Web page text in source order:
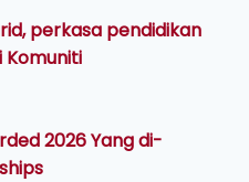
perkasa pendidikan
Komuniti
2026 Yang di-